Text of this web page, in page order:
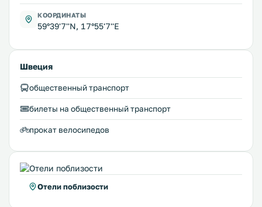
КООРДИНАТЫ
59°39'7''N, 17°55'7''E
Швеция
общественный транспорт
билеты на общественный транспорт
прокат велосипедов
Отели поблизости